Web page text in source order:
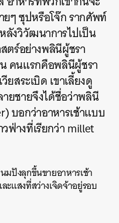
ยๆ ซุปหรือโจ๊ก รากศัพท์
งวิวัฒนาการไปเป็น
ตร์อย่างพลินีผู้ชรา
คนแรกคือพลินีผู้ชรา
สระเบิด เขาเลี้ยงดู
ยชายจึงได้ชื่อว่าพลินี
บอกว่าอาหารเช้าแบบ
ฟ่างที่เรียกว่า millet
มปังลุกขึ้นขายอาหารเช้า
แสงที่สว่างเจิดจ้าอยู่รอบ